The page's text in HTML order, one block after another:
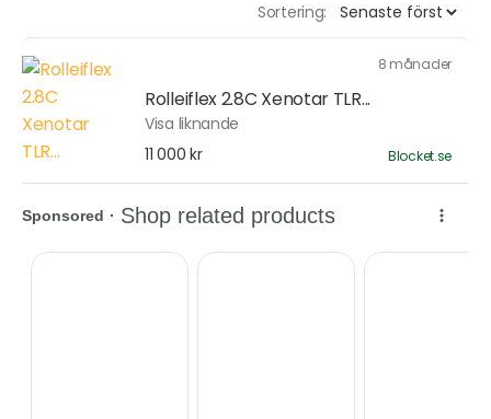
Sortering:
8 månader
Rolleiflex 2.8C Xenotar TLR...
Visa liknande
11 000 kr
Blocket.se